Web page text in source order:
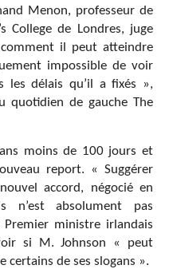
Menon, professeur de
College de Londres, juge
il peut atteindre
impossible de voir
délais qu’il a fixés »,
quotidien de gauche The
moins de 100 jours et
report. « Suggérer
accord, négocié en
n’est absolument pas
ministre irlandais
si M. Johnson « peut
de ses slogans ».